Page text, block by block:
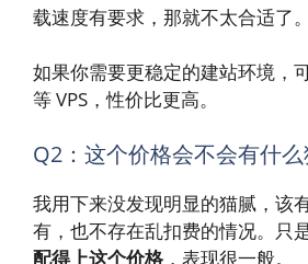
载速度有要求，那就不太合适了。
如果你需要更稳定的建站环境，
等 VPS，性价比更高。
Q2：这个价格会不会有什么
我用下来没发现明显的猫腻，该
有，也不存在乱扣费的情况。只
配得上这个价格 ，表现很一般。